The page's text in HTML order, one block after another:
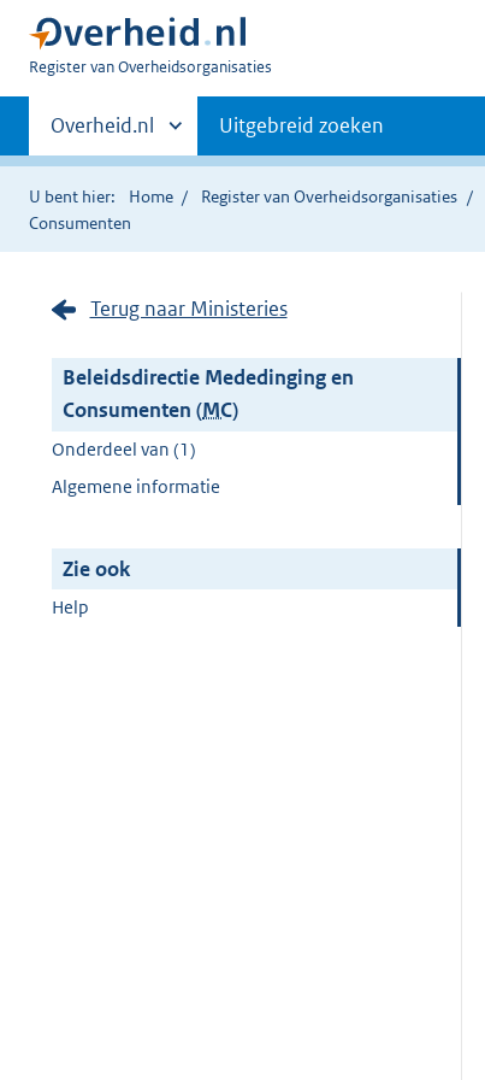
U
Register van Overheidsorganisaties
Primaire
navigatie
Andere
sites
binnen
Overheid.nl Uitgebreid zoeken
U bent hier: Home Register van Overheidsorganisaties
Consumenten
Terug naar Ministeries
Beleidsdirectie Mededinging en
Consumenten (MC)
Onderdeel van (1)
Algemene informatie
Zie ook
Help